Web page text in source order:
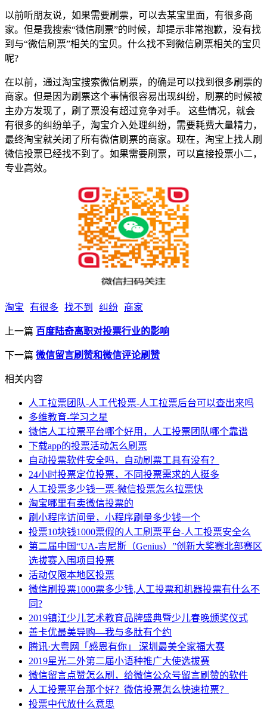
以前听朋友说，如果需要刷票，可以去某宝里面，有很多商
家。但是我搜索“微信刷票”的时候，却提示非常抱歉，没有找
到与“微信刷票”相关的宝贝。什么找不到微信刷票相关的宝贝
呢?
在以前，通过淘宝搜索微信刷票，的确是可以找到很多刷票的
商家。但是因为刷票这个事情很容易出现纠纷，刷票的时候被
主办方发现了，刷了票没有超过竞争对手。 这些情况，就会
有很多的纠纷单子，淘宝介入处理纠纷，需要耗费大量精力，
最终淘宝就关闭了所有微信刷票的商家。现在，淘宝上找人刷
微信投票已经找不到了。如果需要刷票，可以直接投票小二，
专业高效。
淘宝 有很多 找不到 纠纷 商家
上一篇 百度陆奇离职对投票行业的影响
下一篇 微信留言刷赞和微信评论刷赞
相关内容
人工拉票团队-人工代投票-人工拉票后台可以查出来吗
多维教育-学习之星
微信人工拉票平台哪个好用，人工投票团队哪个靠谱
下载app的投票活动怎么刷票
自动投票软件安全吗，自动刷票工具有没有？
24小时投票定位投票，不同投票需求的人挺多
人工投票多少钱一票-微信投票怎么拉票快
淘宝哪里有卖微信投票的
刷小程序访问量，小程序刷量多少钱一个
投票10块钱1000票假的人工刷票平台-人工投票安全么
第二届中国“UA-吉尼斯（Genius）”创新大奖赛北部赛区
选拔赛入围项目投票
活动仅限本地区投票
微信刷投票1000票多少钱,人工投票和机器投票有什么不
同?
2019镇江少儿艺术教育品牌盛典暨少儿春晚颁奖仪式
善卡优最美导购—我与多肽有个约
腾讯·大粤网「感恩有你」 深圳最美全家福大赛
2019星光二外第二届小语种推广大使选拔赛
微信留言点赞怎么刷，给微信公众号留言刷赞的软件
人工投票平台那个好？微信投票怎么快速拉票？
投票中代放什么意思